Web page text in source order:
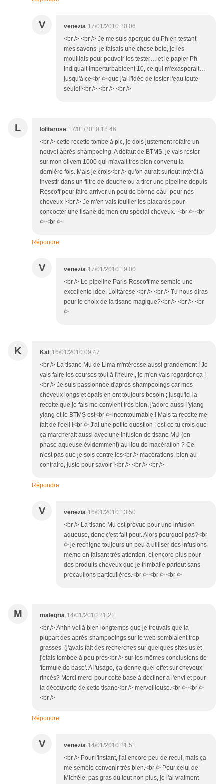
V venezia 17/01/2010 20:06
<br /> <br /> Je me suis aperçue du Ph en testant
mes savons. je faisais une chose bète, je les
mouillais pour pouvoir les tester… et le papier Ph
indiquait imperturbableent 10, ce qui m'exaspérait…
jusqu'à ce<br /> que j'ai l'idée de tester l'eau toute
seule!!<br /> <br /> <br />
L lolitarose 17/01/2010 18:46
<br /> cette recette tombe à pic, je dois justement refaire un
nouvel après-shampooing. A défaut de BTMS, je vais rester
sur mon olivem 1000 qui m'avait très bien convenu la
dernière fois. Mais je crois<br /> qu'on aurait surtout intérêt à
investir dans un filtre de douche ou à tirer une pipeline depuis
Roscoff pour faire arriver un peu de bonne eau pour nos
cheveux !<br /> Je m'en vais fouiller les placards pour
concocter une tisane de mon cru spécial cheveux. <br /> <br
/> <br />
Répondre
V venezia 17/01/2010 19:00
<br /> Le pipeline Paris-Roscoff me semble une
excellente idée, Lolitarose <br /> <br /> Tu nous diras
pour le choix de la tisane magique?<br /> <br /> <br
/>
K Kat 16/01/2010 09:47
<br /> La tisane Mu de Lima m'ntéresse aussi grandement ! Je
vais faire les courses tout à l'heure , je m'en vais regarder ça !
<br /> Je suis passionnée d'après-shampooings car mes
cheveux longs et épais en ont toujours besoin ; jusqu'ici la
recette que je fais me convient très bien, j'adore aussi l'ylang
ylang et le BTMS est<br /> incontournable ! Mais ta recette me
fait de l'oeil !<br /> J'ai une petite question : est-ce tu crois que
ça marcherait aussi avec une infusion de tisane MU (en
phase aqueuse évidemment) au lieu de macération ? Ce
n'est pas que je sois contre les<br /> macérations, bien au
contraire, juste pour savoir !<br /> <br /> <br />
Répondre
V venezia 16/01/2010 13:50
<br /> La tisane Mu est prévue pour une infusion
aqueuse, donc c'est fait pour. Alors pourquoi pas?<br
/> je rechigne toujours un peu à utiliser des infusions
meme en faisant très attention, et encore plus pour
des produits cheveux que je trimballe partout sans
précautions particulières.<br /> <br /> <br />
M malegria 14/01/2010 21:21
<br /> Ahhh voilà bien longtemps que je trouvais que la
plupart des après-shampooings sur le web semblaient trop
grasses. (j'avais fait des recherches sur quelques sites us et
j'étais tombée à peu près<br /> sur les mêmes conclusions de
'formule de base'. A l'usage, ça donne quel effet sur cheveux
rincés? Merci merci pour cette base à décliner à l'envi et pour
la découverte de cette tisane<br /> merveilleuse.<br /> <br />
<br />
Répondre
V venezia 14/01/2010 21:51
<br /> Pour l'instant, j'ai encore peu de recul, mais ça
me semble convenir très bien.<br /> Pour celui de
Michèle, pas gras du tout non plus, je l'ai vraiment